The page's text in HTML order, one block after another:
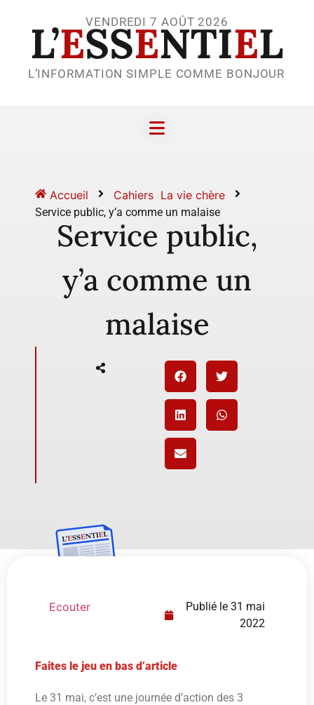
VENDREDI 7 AOÛT 2026
L’ESSENTIEL
L’INFORMATION SIMPLE COMME BONJOUR
Accueil Cahiers La vie chère
Service public, y’a comme un malaise
Service public,
y’a comme un
malaise
Ecouter Publié le 31 mai
2022
Faites le jeu en bas d’article
Le 31 mai, c’est une journée d’action des 3